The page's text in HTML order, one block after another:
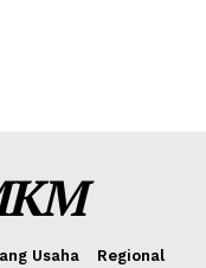
Usaha
Regional